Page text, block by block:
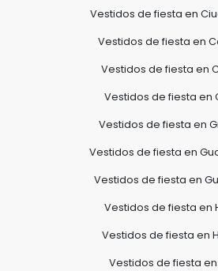
Vestidos de fiesta en
Vestidos de fiesta en
Vestidos de fiesta en
Vestidos de fiesta en
Vestidos de fiesta en
Vestidos de fiesta en
Vestidos de fiesta en
Vestidos de fiesta en
Vestidos de fiesta en
Vestidos de fiesta